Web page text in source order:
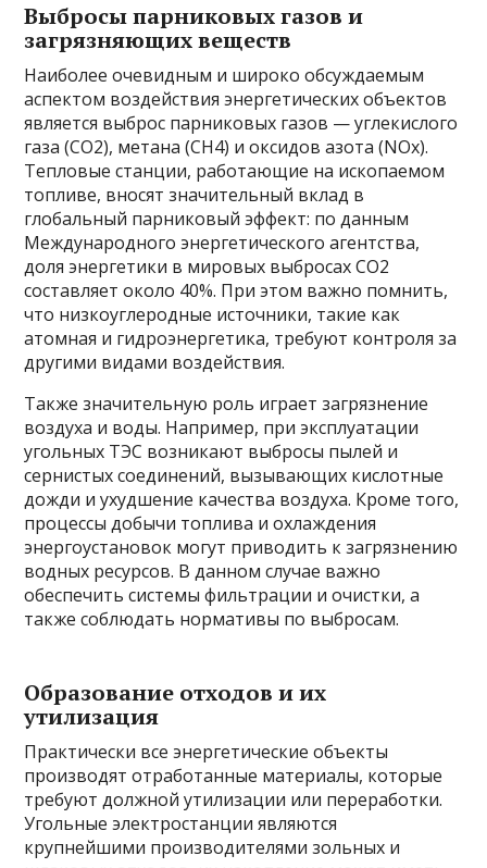
Выбросы парниковых газов и
загрязняющих веществ
Наиболее очевидным и широко обсуждаемым
аспектом воздействия энергетических объектов
является выброс парниковых газов — углекислого
газа (CO2), метана (CH4) и оксидов азота (NOx).
Тепловые станции, работающие на ископаемом
топливе, вносят значительный вклад в
глобальный парниковый эффект: по данным
Международного энергетического агентства,
доля энергетики в мировых выбросах CO2
составляет около 40%. При этом важно помнить,
что низкоуглеродные источники, такие как
атомная и гидроэнергетика, требуют контроля за
другими видами воздействия.
Также значительную роль играет загрязнение
воздуха и воды. Например, при эксплуатации
угольных ТЭС возникают выбросы пылей и
сернистых соединений, вызывающих кислотные
дожди и ухудшение качества воздуха. Кроме того,
процессы добычи топлива и охлаждения
энергоустановок могут приводить к загрязнению
водных ресурсов. В данном случае важно
обеспечить системы фильтрации и очистки, а
также соблюдать нормативы по выбросам.
Образование отходов и их
утилизация
Практически все энергетические объекты
производят отработанные материалы, которые
требуют должной утилизации или переработки.
Угольные электростанции являются
крупнейшими производителями зольных и